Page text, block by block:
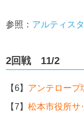
参照： アルティス
2回戦 11/2
【6】 アンテロープ
【7】 松本市役所サ